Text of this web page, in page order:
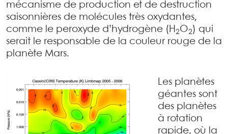
mécanisme de production et de destruction
saisonnières de molécules très oxydantes,
comme le peroxyde d’hydrogène (H 2O2 ) qui
serait le responsable de la couleur rouge de la
planète Mars.
Les planètes
géantes sont
des planètes
à rotation
rapide, où la